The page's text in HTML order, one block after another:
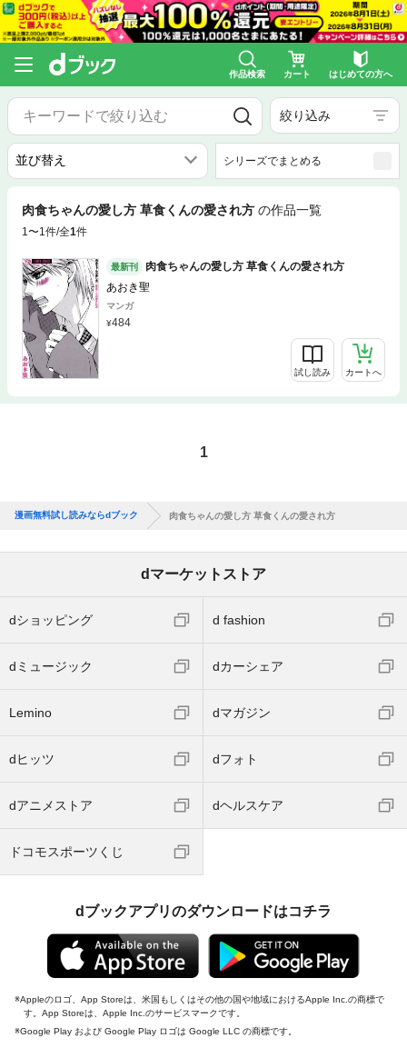
作品検索 カート はじめての方へ
絞り込み
シリーズでまとめる
肉食ちゃんの愛し方 草食くんの愛され方 の作品一覧
1〜1件/全1件
最新刊
肉食ちゃんの愛し方 草食くんの愛され方
あおき聖
マンガ
484
試し読み カートへ
1
漫画無料試し読みならdブック 肉食ちゃんの愛し方 草食くんの愛され方
dマーケットストア
dショッピング d fashion
dミュージック dカーシェア
Lemino dマガジン
dヒッツ dフォト
dアニメストア dヘルスケア
ドコモスポーツくじ
dブックアプリのダウンロードはコチラ
Appleのロゴ、App Storeは、米国もしくはその他の国や地域におけるApple Inc.の商標で
す。App Storeは、Apple Inc.のサービスマークです。
Google Play および Google Play ロゴは Google LLC の商標です。